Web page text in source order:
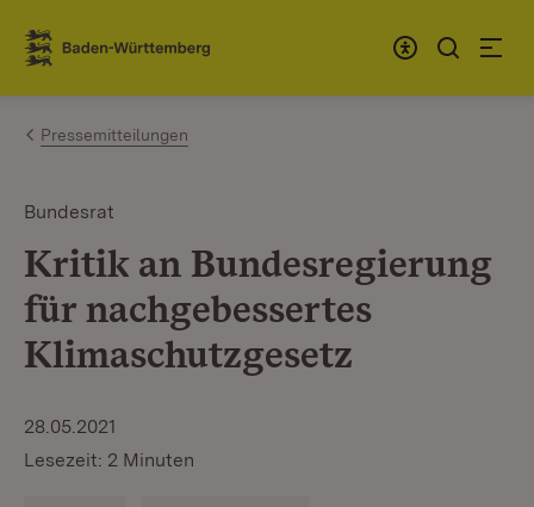
Zum Inhalt springen
Link zur Startseite
Pressemitteilungen
Bundesrat
Kritik an Bundesregierung
für nachgebessertes
Klimaschutzgesetz
28.05.2021
Lesezeit: 2 Minuten